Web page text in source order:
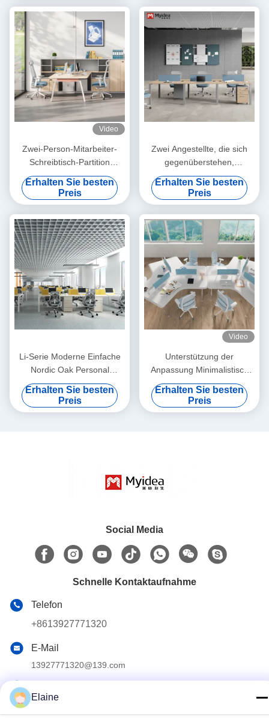
einfache Montage
Schreibtisch
Video
Zwei-Person-Mitarbeiter-
Schreibtisch-Partition
getrennt
Erhalten Sie besten
Preis
Zwei Angestellte, die sich
gegenüberstehen,
Schreibtisch, Stahlfuß,
Schreibtischmöbel,
Schreibtisch
Erhalten Sie besten
Preis
Li-Serie Moderne Einfache
Nordic Oak Personal
Schreibtisch Schrift Stahl
Fuß individuell
Erhalten Sie besten
Preis
Video
Unterstützung der
Anpassung Minimalistisch
Moderne Bildschirm-Teiler
Arbeitsstation Büro
Mitarbeiter Schreibtisch 6-
Erhalten Sie besten
Preis
Social Media
Schnelle Kontaktaufnahme
Telefon
+8613927771320
E-Mail
13927771320@139.com
Gebäude G, zweiter Stock, Qihang Avenue Nr. 6, Stadt
Jiujiang, Bezirk Nanhai, Stadt Foshan, Provinz Guangdong,
Elaine